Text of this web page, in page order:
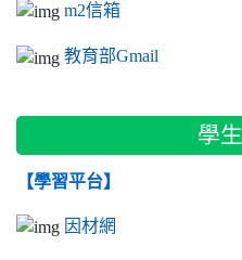
m2信箱
教育部Gmail
學
【學習平台】
因材網